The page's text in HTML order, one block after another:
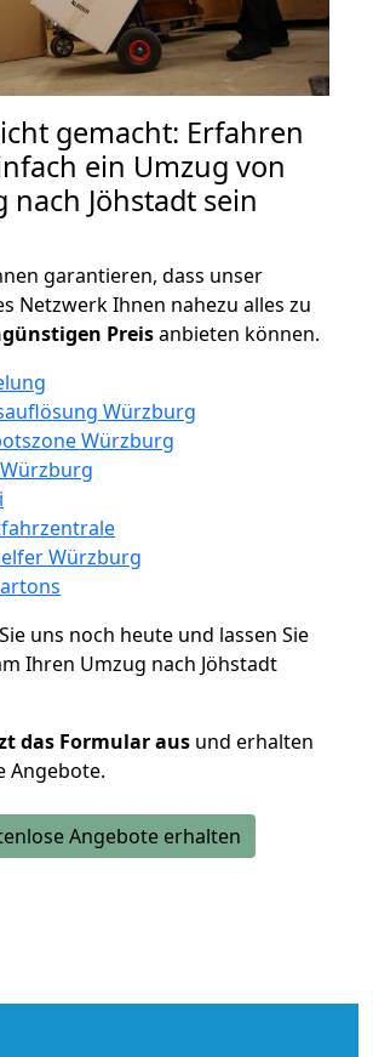
gemacht: Erfahren
ein Umzug von
Jöhstadt sein
garantieren, dass unser
Netzwerk Ihnen nahezu alles zu
Preisanbieten können.
Würzburg
Würzburg
Würzburg
uns noch heute und lassen Sie
Ihren Umzug nach Jöhstadt
das Formular aus und erhalten
Angebote.
Angebote erhalten